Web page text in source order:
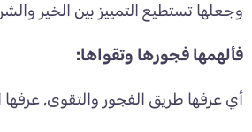
وجعلها تستطيع التمييز بين الخير والشر
فألهمها فجورها وتقواها:
أي عرفها طريق الفجور والتقوى,